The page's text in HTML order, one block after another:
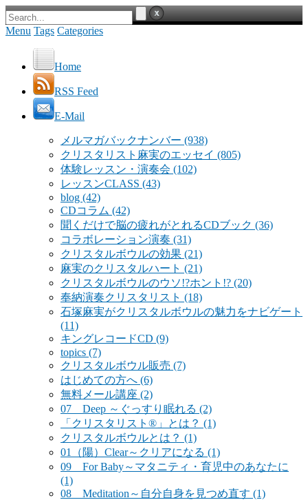
Menu Tags Categories
Home
RSS Feed
E-Mail
メルマガバックナンバー (938)
クリスタリスト麻実のエッセイ (805)
体験レッスン・演奏会 (102)
レッスンCLASS (43)
blog (42)
CDコラム (42)
聞くだけで脳の疲れがとれるCDブック (36)
コラボレーション演奏 (31)
クリスタルボウルの効果 (21)
麻実のクリスタルハート (21)
クリスタルボウルのウソ!?ホント!? (20)
奉納演奏クリスタリスト (18)
石塚麻実がクリスタルボウルの魅力をナビゲート
(11)
キングレコードCD (9)
topics (7)
クリスタルボウル販売 (7)
はじめての方へ (6)
無料メール講座 (2)
07 Deep ～ぐっすり眠れる (2)
「クリスタリスト®」とは？ (1)
クリスタルボウルとは？ (1)
01（陽）Clear～クリアになる (1)
09 For Baby～マタニティ・育児中のあなたに
(1)
08 Meditation～自分自身を見つめ直す (1)